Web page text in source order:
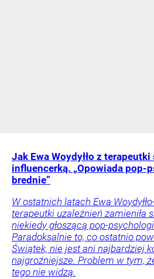
Jak Ewa Woydyłło z terapeutki
influencerką. „Opowiada pop-
brednie”
W ostatnich latach Ewa
terapeutki uzależnień zamieniła
niekiedy głoszącą pop-
Paradoksalnie to, co ostatnio
Świątek, nie jest ani najbardziej
najgroźniejsze. Problem w tym,
tego nie widzą.